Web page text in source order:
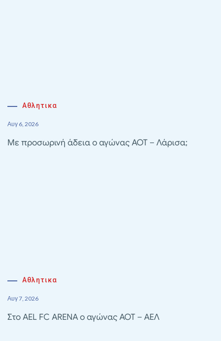
Αθλητικα
Αυγ 6, 2026
Με προσωρινή άδεια ο αγώνας ΑΟΤ – Λάρισα;
Αθλητικα
Αυγ 7, 2026
Στο AEL FC ARENA ο αγώνας ΑΟΤ – ΑΕΛ